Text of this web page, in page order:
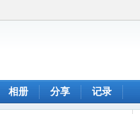
相册 分享 记录